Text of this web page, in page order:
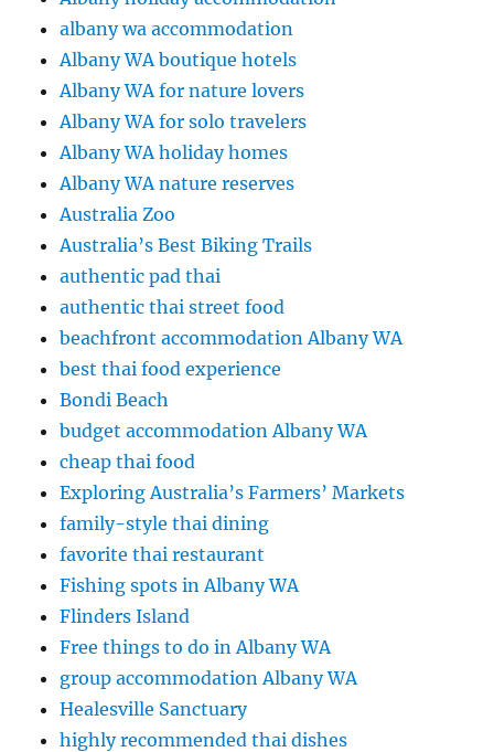
albany wa accommodation
Albany WA boutique hotels
Albany WA for nature lovers
Albany WA for solo travelers
Albany WA holiday homes
Albany WA nature reserves
Australia Zoo
Australia’s Best Biking Trails
authentic pad thai
authentic thai street food
beachfront accommodation Albany WA
best thai food experience
Bondi Beach
budget accommodation Albany WA
cheap thai food
Exploring Australia’s Farmers’ Markets
family-style thai dining
favorite thai restaurant
Fishing spots in Albany WA
Flinders Island
Free things to do in Albany WA
group accommodation Albany WA
Healesville Sanctuary
highly recommended thai dishes